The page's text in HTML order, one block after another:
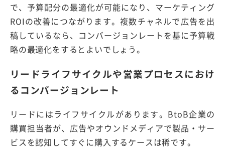
で、予算配分の最適化が可能になり、マーケティング
ROIの改善につながります。複数チャネルで広告を出
稿しているなら、コンバージョンレートを基に予算戦
略の最適化をするとよいでしょう。
リードライフサイクルや営業プロセスにおけ
るコンバージョンレート
リードにはライフサイクルがあります。BtoB企業の
購買担当者が、広告やオウンドメディアで製品・サー
ビスを認知してすぐに購入するケースは稀です。